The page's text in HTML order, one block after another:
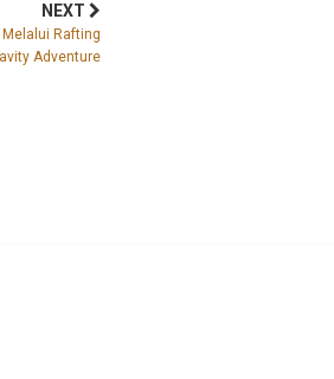
NEXT
Rafting
Adventure